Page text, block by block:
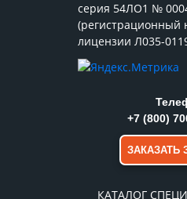
серия 54ЛО1 №
(регистрационный
лицензии Л035-
КАТАЛОГ
+7 (800)
ЗАКАЗАТЬ